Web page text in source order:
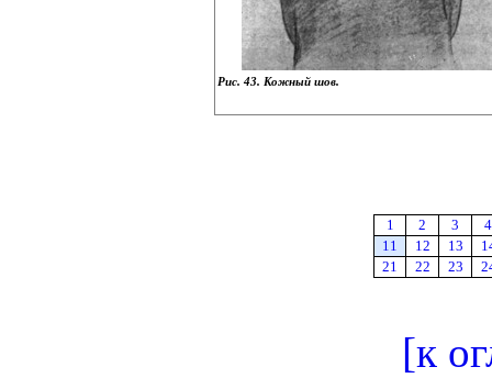
Рис. 43. Кожный шов.
1 2 3
4
11
12 13
21
22 23
[к